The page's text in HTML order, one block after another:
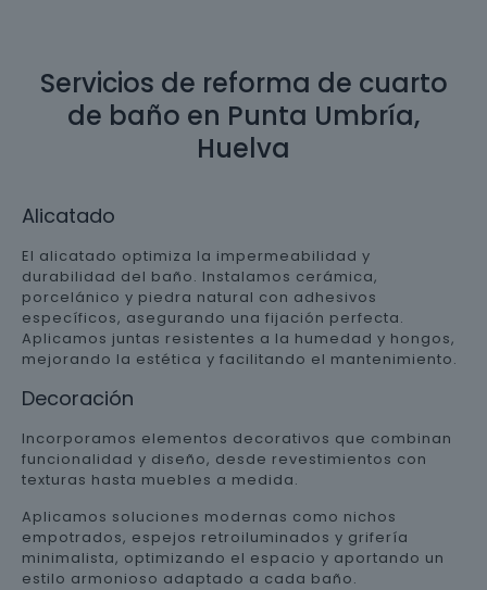
Servicios de reforma de cuarto
de baño en Punta Umbría,
Huelva
Alicatado
El alicatado optimiza la impermeabilidad y
durabilidad del baño. Instalamos cerámica,
porcelánico y piedra natural con adhesivos
específicos, asegurando una fijación perfecta.
Aplicamos juntas resistentes a la humedad y hongos,
mejorando la estética y facilitando el mantenimiento.
Decoración
Incorporamos elementos decorativos que combinan
funcionalidad y diseño, desde revestimientos con
texturas hasta muebles a medida.
Aplicamos soluciones modernas como nichos
empotrados, espejos retroiluminados y grifería
minimalista, optimizando el espacio y aportando un
estilo armonioso adaptado a cada baño.